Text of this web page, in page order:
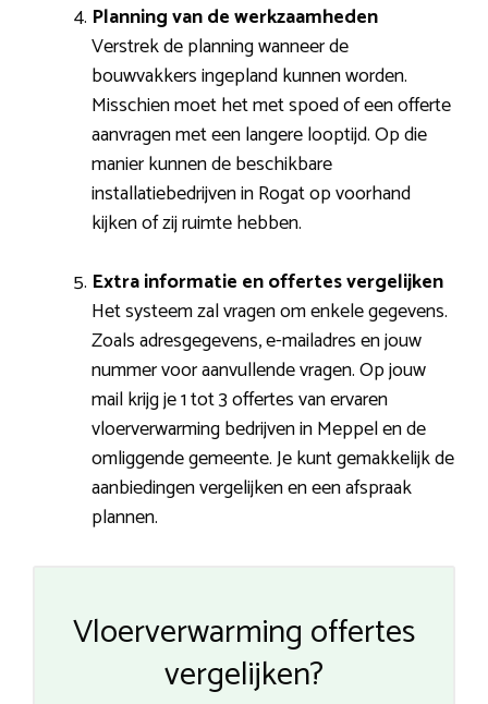
Planning van de werkzaamheden
Verstrek de planning wanneer de
bouwvakkers ingepland kunnen worden.
Misschien moet het met spoed of een offerte
aanvragen met een langere looptijd. Op die
manier kunnen de beschikbare
installatiebedrijven in Rogat op voorhand
kijken of zij ruimte hebben.
Extra informatie en offertes vergelijken
Het systeem zal vragen om enkele gegevens.
Zoals adresgegevens, e-mailadres en jouw
nummer voor aanvullende vragen. Op jouw
mail krijg je 1 tot 3 offertes van ervaren
vloerverwarming bedrijven in Meppel en de
omliggende gemeente. Je kunt gemakkelijk de
aanbiedingen vergelijken en een afspraak
plannen.
Vloerverwarming offertes
vergelijken?